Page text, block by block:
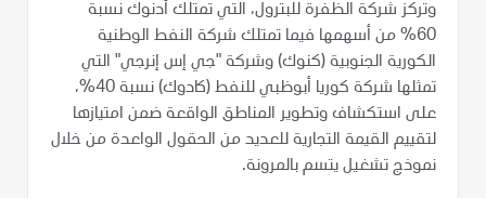
وتركز شركة الظفرة للبترول، التي تمتلك أدنوك نسبة
60% من أسهمها فيما تمتلك شركة النفط الوطنية
الكورية الجنوبية (كنوك) وشركة "جي إس إنرجي" التي
تمثلها شركة كوريا أبوظبي للنفط (كادوك) نسبة 40%،
على استكشاف وتطوير المناطق الواقعة ضمن امتيازها
لتقييم القيمة التجارية للعديد من الحقول الواعدة من خلال
نموذج تشغيل يتسم بالمرونة.